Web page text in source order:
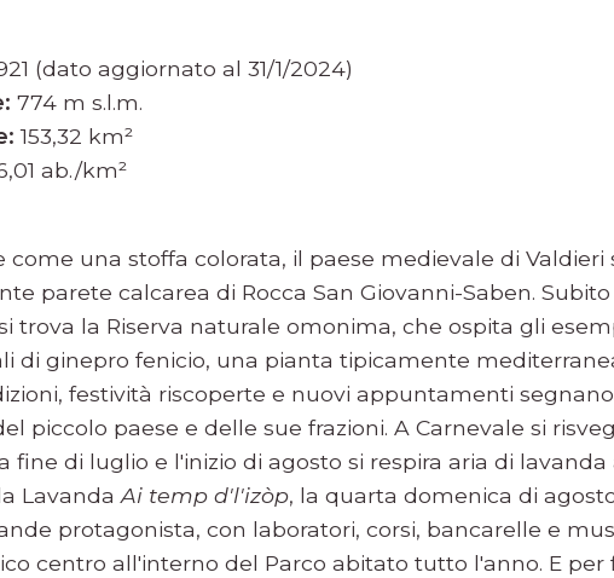
(dato aggiornato al 31/1/2024)
774 m s.l.m.
153,32 km²
ab./km²
come una stoffa colorata, il paese medievale di Valdieri
parete calcarea di Rocca San Giovanni-Saben.
trova la Riserva naturale omonima, che ospita gli
di ginepro fenicio, una pianta tipicamente
festività riscoperte e nuovi appuntamenti
piccolo paese e delle sue frazioni. A Carnevale si
fine di luglio e l'inizio di agosto si respira aria di
Lavanda Ai temp d'l'izòp, la quarta domenica di
protagonista, con laboratori, corsi, bancarelle e
centro all'interno del Parco abitato tutto l'anno. E per